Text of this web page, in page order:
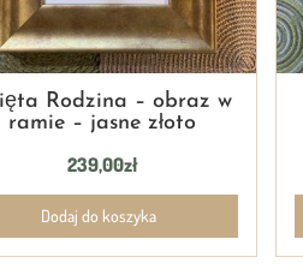
Rodzina – obraz w
ramie – jasne złoto
239,00zł
Dodaj do koszyka